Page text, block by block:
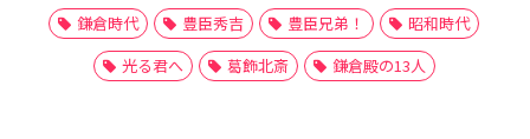
鎌倉時代
豊臣秀吉 豊臣兄弟！
昭和時代
光る君へ
葛飾北斎 鎌倉殿の13人